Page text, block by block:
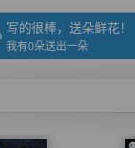
写的很棒，送朵鲜花！
我有0朵送出一朵